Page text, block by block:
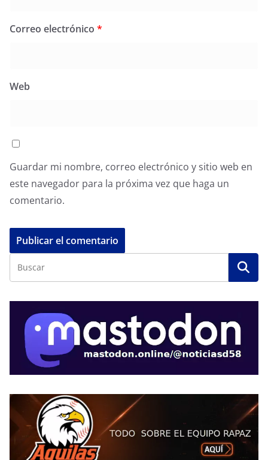
Correo electrónico *
Web
Guardar mi nombre, correo electrónico y sitio web en
este navegador para la próxima vez que haga un
comentario.